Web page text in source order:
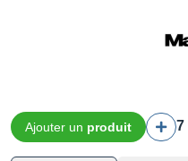
Ajouter un produit 7